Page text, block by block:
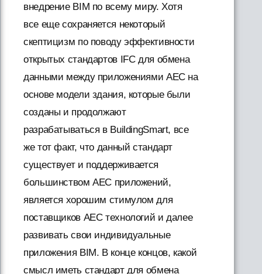
внедрение BIM по всему миру. Хотя
все еще сохраняется некоторый
скептицизм по поводу эффективности
открытых стандартов IFC для обмена
данными между приложениями AEC на
основе модели здания, которые были
созданы и продолжают
разрабатываться в BuildingSmart, все
же тот факт, что данный стандарт
существует и поддерживается
большинством AEC приложений,
является хорошим стимулом для
поставщиков AEC технологий и далее
развивать свои индивидуальные
приложения BIM. В конце концов, какой
смысл иметь стандарт для обмена